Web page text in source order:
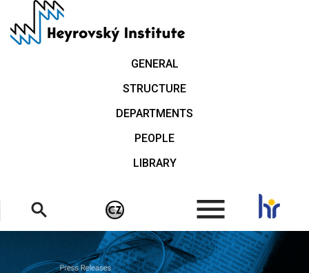
main
GENERAL
STRUCTURE
DEPARTMENTS
PEOPLE
LIBRARY
.